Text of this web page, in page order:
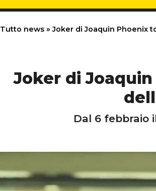
Tutto news » Joker di Joaquin Phoenix
Joker di
Dal 6 febbraio